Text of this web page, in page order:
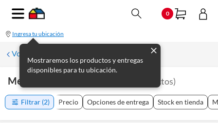
0
Ingresa tu ubicación
Mostraremos los productos y entregas
disponibles para tu ubicación.
Volver a Muebles de living
Mesas Ratonas Y Laterales productos)
Filtrar (2) Precio Opciones de entrega Stock en tienda